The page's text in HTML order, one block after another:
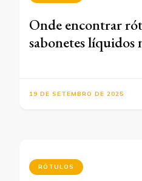
Onde encontrar
sabonetes líquidos
19 DE SETEMBRO DE 2025
RÓTULOS